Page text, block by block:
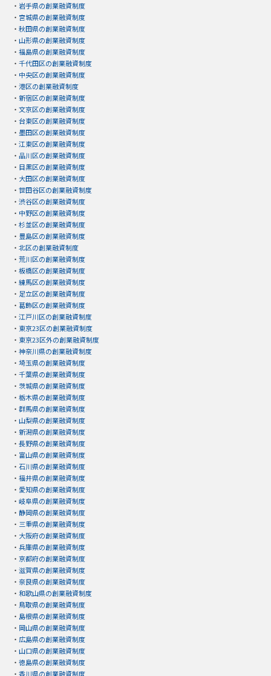
・ 岩手県の創業融資制度
・ 宮城県の創業融資制度
・ 秋田県の創業融資制度
・ 山形県の創業融資制度
・ 福島県の創業融資制度
・ 千代田区の創業融資制度
・ 中央区の創業融資制度
・ 港区の創業融資制度
・ 新宿区の創業融資制度
・ 文京区の創業融資制度
・ 台東区の創業融資制度
・ 墨田区の創業融資制度
・ 江東区の創業融資制度
・ 品川区の創業融資制度
・ 目黒区の創業融資制度
・ 大田区の創業融資制度
・ 世田谷区の創業融資制度
・ 渋谷区の創業融資制度
・ 中野区の創業融資制度
・ 杉並区の創業融資制度
・ 豊島区の創業融資制度
・ 北区の創業融資制度
・ 荒川区の創業融資制度
・ 板橋区の創業融資制度
・ 練馬区の創業融資制度
・ 足立区の創業融資制度
・ 葛飾区の創業融資制度
・ 江戸川区の創業融資制度
・ 東京23区の創業融資制度
・ 東京23区外の創業融資制度
・ 神奈川県の創業融資制度
・ 埼玉県の創業融資制度
・ 千葉県の創業融資制度
・ 茨城県の創業融資制度
・ 栃木県の創業融資制度
・ 群馬県の創業融資制度
・ 山梨県の創業融資制度
・ 新潟県の創業融資制度
・ 長野県の創業融資制度
・ 富山県の創業融資制度
・ 石川県の創業融資制度
・ 福井県の創業融資制度
・ 愛知県の創業融資制度
・ 岐阜県の創業融資制度
・ 静岡県の創業融資制度
・ 三重県の創業融資制度
・ 大阪府の創業融資制度
・ 兵庫県の創業融資制度
・ 京都府の創業融資制度
・ 滋賀県の創業融資制度
・ 奈良県の創業融資制度
・ 和歌山県の創業融資制度
・ 鳥取県の創業融資制度
・ 島根県の創業融資制度
・ 岡山県の創業融資制度
・ 広島県の創業融資制度
・ 山口県の創業融資制度
・ 徳島県の創業融資制度
・ 香川県の創業融資制度